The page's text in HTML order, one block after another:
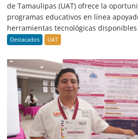
de Tamaulipas (UAT) ofrece la
programas educativos en línea
herramientas tecnológicas disponibles
Destacados UAT